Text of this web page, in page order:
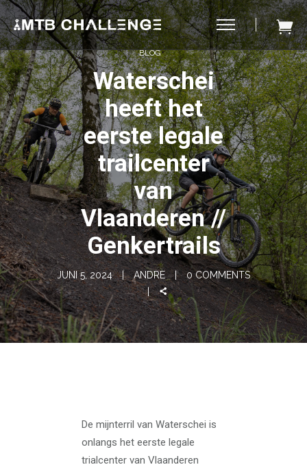
BLOG
Waterschei
heeft het
eerste legale
trailcenter
van
Vlaanderen //
Genkertrails
JUNI 5, 2024 ANDRE 0 COMMENTS
De mijnterril van Waterschei is
onlangs het eerste legale
trialcenter van Vlaanderen